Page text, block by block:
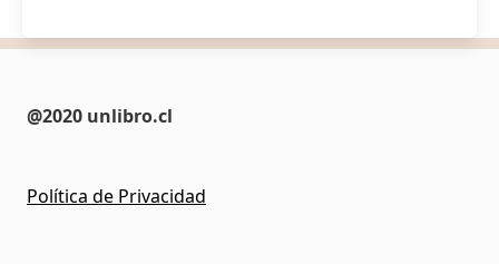
@2020 unlibro.cl
Política de Privacidad